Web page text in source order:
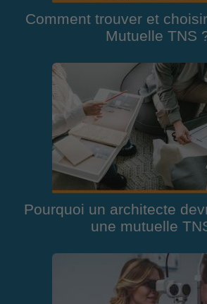
Comment trouver et
Mutuelle TNS
Pourquoi un architecte
une mutuelle